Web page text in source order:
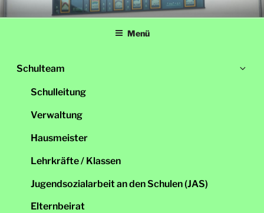
Zum
InhaltLINDENSCHULE
Grundschule Schwandorf
Menü
Schulteam
Schulleitung
Verwaltung
Hausmeister
Lehrkräfte / Klassen
Jugendsozialarbeit an den Schulen (JAS)
Elternbeirat